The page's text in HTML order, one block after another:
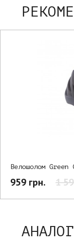
Велошолом
959 грн. 1